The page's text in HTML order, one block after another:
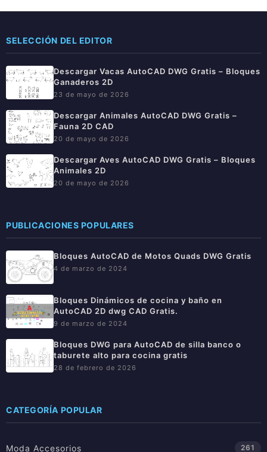
SELECCIÓN DEL EDITOR
Descargar Vacas AutoCAD DWG Gratis – Bloques
Ganaderos 2D
23 de mayo de 2026
Descargar Animales AutoCAD DWG Gratis –
Fauna 2D CAD
20 de mayo de 2026
Descargar Aves AutoCAD DWG Gratis – Bloques
Animales 2D
20 de mayo de 2026
PUBLICACIONES POPULARES
Bloques AutoCAD de Motos Quads DWG Gratis
4 de marzo de 2024
Bloques Dinámicos de cocina y baño en
AutoCAD 2D dwg CAD Gratis.
9 de marzo de 2024
Bloques DWG para AutoCAD de silla banco o
taburete alto para cocina gratis
28 de febrero de 2026
CATEGORÍA POPULAR
Moda Accesorios 261